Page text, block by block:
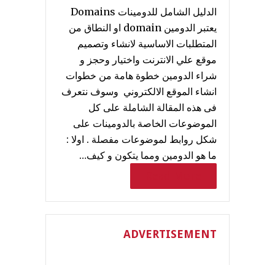
الدليل الشامل للدومينات Domains
يعتبر الدومين domain او النطاق من
المتطلبات الاساسية لانشاء وتصميم
موقع علي الانترنت واختيار وحجز و
شراء الدومين خطوة هامة من خطوات
انشاء الموقع الالكتروني وسوف نتعرف
فى هذه المقالة الشاملة على كل
الموضوعات الخاصة بالدومينات على
شكل روابط لموضوعات مفصلة . اولا :
ما هو الدومين ومما يتكون و كيف…
ADVERTISEMENT